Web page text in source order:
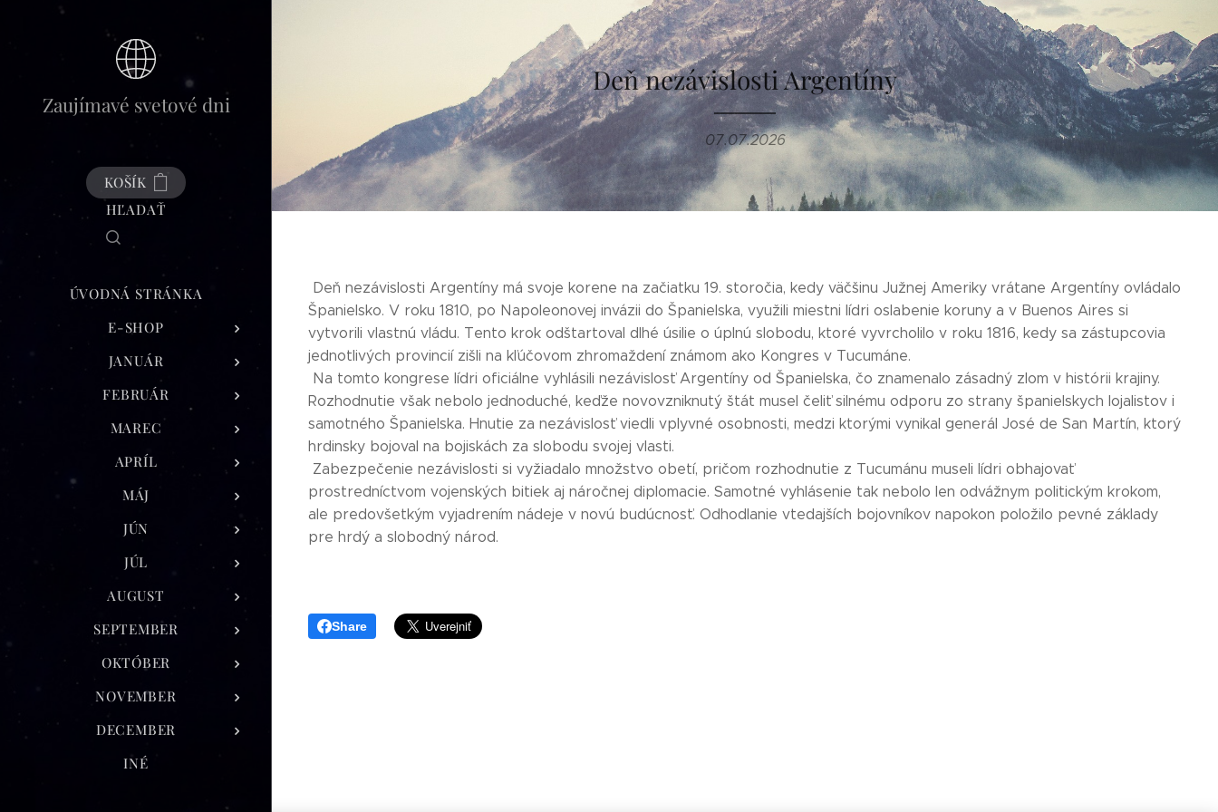
Zaujímavé svetové dni
KOŠÍK
HĽADAŤ
ÚVODNÁ STRÁNKA
E-SHOP
JANUÁR
FEBRUÁR
MAREC
APRÍL
MÁJ
JÚN
JÚL
AUGUST
SEPTEMBER
OKTÓBER
NOVEMBER
DECEMBER
INÉ
Deň nezávislosti Argentíny
07.07.2026
Deň nezávislosti Argentíny má svoje korene na začiatku 19. storočia, kedy väčšinu Južnej Ameriky vrátane Argentíny ovládalo
Španielsko. V roku 1810, po Napoleonovej invázii do Španielska, využili miestni lídri oslabenie koruny a v Buenos Aires si
vytvorili vlastnú vládu. Tento krok odštartoval dlhé úsilie o úplnú slobodu, ktoré vyvrcholilo v roku 1816, kedy sa zástupcovia
jednotlivých provincií zišli na kľúčovom zhromaždení známom ako Kongres v Tucumáne.
Na tomto kongrese lídri oficiálne vyhlásili nezávislosť Argentíny od Španielska, čo znamenalo zásadný zlom v histórii krajiny.
Rozhodnutie však nebolo jednoduché, keďže novovzniknutý štát musel čeliť silnému odporu zo strany španielskych lojalistov i
samotného Španielska. Hnutie za nezávislosť viedli vplyvné osobnosti, medzi ktorými vynikal generál José de San Martín, ktorý
hrdinsky bojoval na bojiskách za slobodu svojej vlasti.
Zabezpečenie nezávislosti si vyžiadalo množstvo obetí, pričom rozhodnutie z Tucumánu museli lídri obhajovať
prostredníctvom vojenských bitiek aj náročnej diplomacie. Samotné vyhlásenie tak nebolo len odvážnym politickým krokom,
ale predovšetkým vyjadrením nádeje v novú budúcnosť. Odhodlanie vtedajších bojovníkov napokon položilo pevné základy
pre hrdý a slobodný národ.
Share